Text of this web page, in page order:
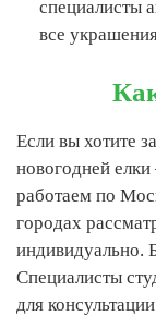
специалисты
все
Если вы хотите
новогодней
работаем по
городах
индивидуально.
Специалисты
для